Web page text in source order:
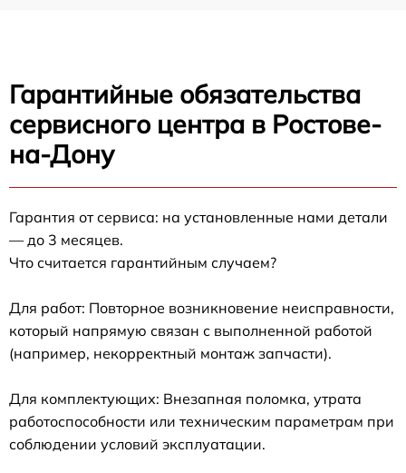
Гарантийные обязательства
сервисного центра в Ростове-
на-Дону
Гарантия от сервиса: на установленные нами детали
— до 3 месяцев.
Что считается гарантийным случаем?
Для работ: Повторное возникновение неисправности,
который напрямую связан с выполненной работой
(например, некорректный монтаж запчасти).
Для комплектующих: Внезапная поломка, утрата
работоспособности или техническим параметрам при
соблюдении условий эксплуатации.